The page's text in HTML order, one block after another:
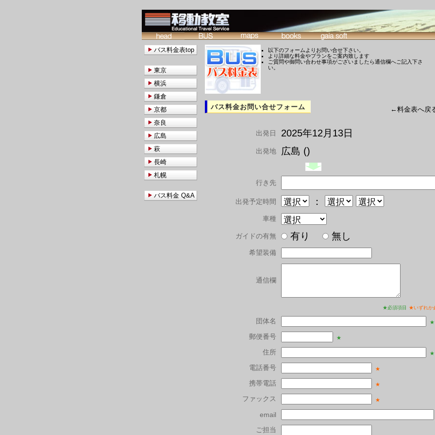
以下のフォームよりお問い合せ下さい。
より詳細な料金やプランをご案内致します
ご質問や御問い合わせ事項がございましたら通信欄へご記入下さ
い。
バス料金お問い合せフォーム ←料金表へ戻
出発日 2025年12月13日
出発地 広島 ()
行き先
出発予定時間 ：
車種
ガイドの有無 有り 無し
希望装備
通信欄
★必須項目 ★いずれか
団体名 ★
郵便番号 ★
住所 ★
電話番号 ★
携帯電話 ★
ファックス ★
email
ご担当
バス料金表top
東京
横浜
鎌倉
京都
奈良
広島
萩
長崎
札幌
バス料金 Q&A